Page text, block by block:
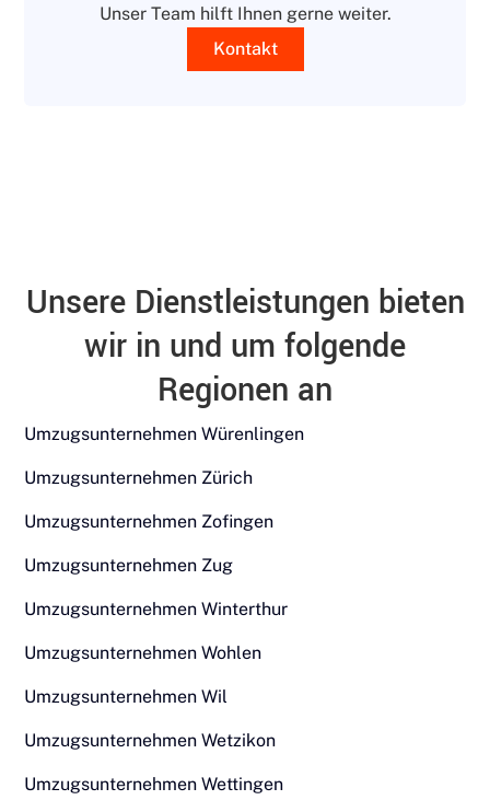
Unser Team hilft Ihnen gerne weiter.
Kontakt
Unsere Dienstleistungen bieten
wir in und um folgende
Regionen an
Umzugsunternehmen Würenlingen
Umzugsunternehmen Zürich
Umzugsunternehmen Zofingen
Umzugsunternehmen Zug
Umzugsunternehmen Winterthur
Umzugsunternehmen Wohlen
Umzugsunternehmen Wil
Umzugsunternehmen Wetzikon
Umzugsunternehmen Wettingen